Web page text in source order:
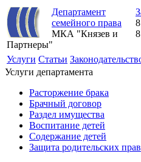
Департамент
семейного права
МКА "Князев и
Партнеры"
Услуги Статьи
Услуги департамента
Расторжение брака
Брачный договор
Раздел имущества
Воспитание детей
Содержание детей
Защита родительских прав